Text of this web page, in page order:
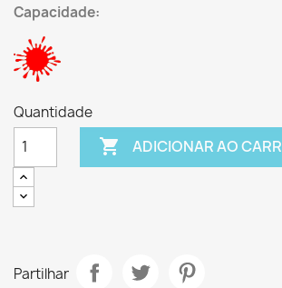
Capacidade:
Quantidade
 ADICIONAR AO
Partilhar